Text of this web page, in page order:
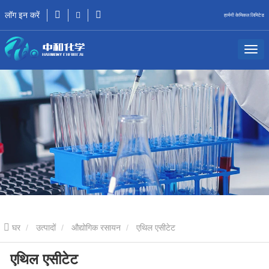
लॉग इन करें हार्मनी केमिकल लिमिटेड
घर उत्पादों औद्योगिक रसायन एथिल एसीटेट
एथिल एसीटेट